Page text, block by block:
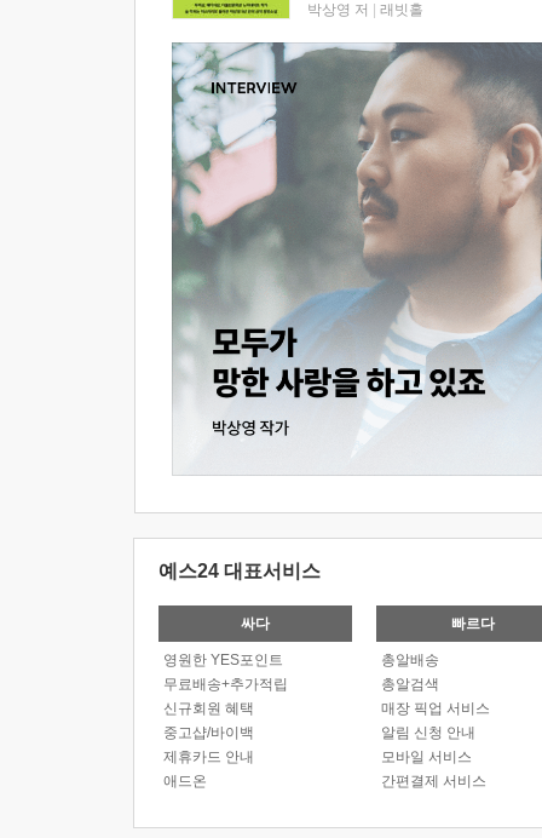
박상영 저 래빗홀
예스24 대표서비스
싸다
영원한 YES포인트
무료배송+추가적립
신규회원 혜택
중고샵/바이백
제휴카드 안내
애드온
빠르다
총알배송
총알검색
매장 픽업 서비스
알림 신청 안내
모바일 서비스
간편결제 서비스